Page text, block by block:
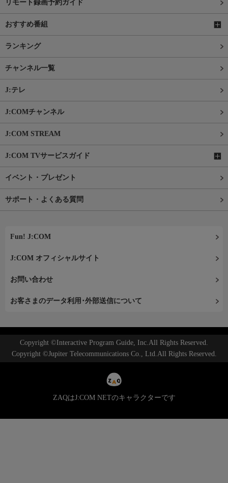
リモート録画予約ガイド
おすすめ番組
ランキング
チャンネル一覧
J:テレ
J:COMチャンネル
J:COM STREAM
J:COM TVサービスガイド
イベント・プレゼント
サポート・よくある質問
Fun! J:COM
J:COM オフィシャルサイト
お問い合わせ
お客さまのデータ利用･外部送信について
Copyright ©Interactive Program Guide, Inc.All Rights Reserved.
Copyright ©Jupiter Telecommunications Co., Ltd.All Rights Reserved.
ZAQはJ:COM NETのキャラクターです